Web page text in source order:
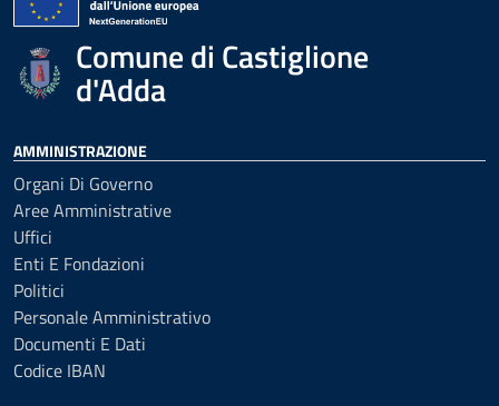
Comune di Castiglione
d'Adda
AMMINISTRAZIONE
Organi Di Governo
Aree Amministrative
Uffici
Enti E Fondazioni
Politici
Personale Amministrativo
Documenti E Dati
Codice IBAN